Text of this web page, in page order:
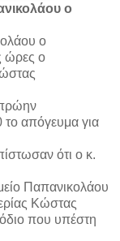
ο
ο
ώρες ο
το απόγευμα για
ότι ο κ.
Παπανικολάου
Κώστας
που υπέστη